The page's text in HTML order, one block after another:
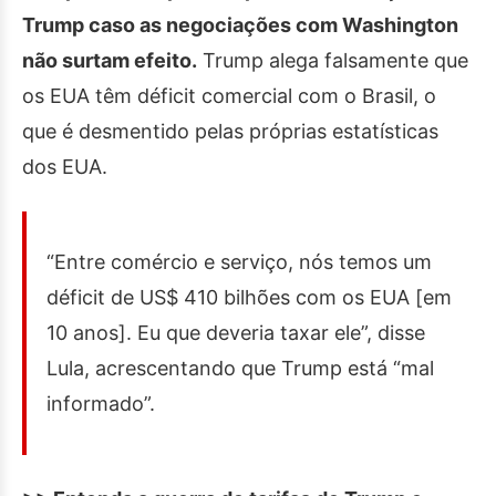
Trump caso as negociações com Washington
não surtam efeito. Trump alega falsamente que
os EUA têm déficit comercial com o Brasil, o
que é desmentido pelas próprias estatísticas
dos EUA.
“Entre comércio e serviço, nós temos um
déficit de US$ 410 bilhões com os EUA [em
10 anos]. Eu que deveria taxar ele”, disse
Lula, acrescentando que Trump está “mal
informado”.